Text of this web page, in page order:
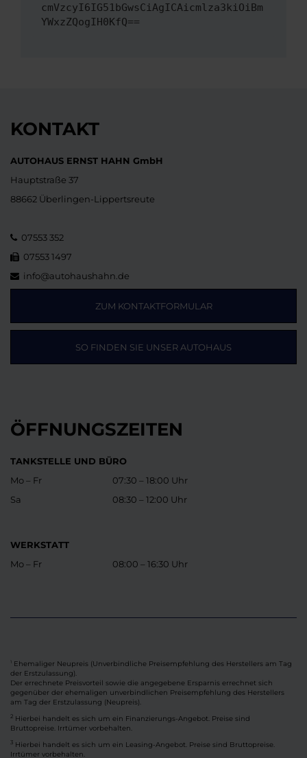
cmVzcyI6IG51bGwsCiAgICAicmlza3kiOiBm
YWxzZQogIH0KfQ==
KONTAKT
AUTOHAUS ERNST HAHN GmbH
Hauptstraße 37
88662 Überlingen-Lippertsreute
07553 352
07553 1497
info@autohaushahn.de
ZUM KONTAKTFORMULAR
SO FINDEN SIE UNSER AUTOHAUS
ÖFFNUNGSZEITEN
TANKSTELLE UND BÜRO
Mo – Fr
Sa
07:30 – 18:00 Uhr
08:30 – 12:00 Uhr
WERKSTATT
Mo – Fr
08:00 – 16:30 Uhr
Ehemaliger Neupreis (Unverbindliche Preisempfehlung des Herstellers am Tag
der Erstzulassung).
Der errechnete Preisvorteil sowie die angegebene Ersparnis errechnet sich
gegenüber der ehemaligen unverbindlichen Preisempfehlung des Herstellers
am Tag der Erstzulassung (Neupreis).
2 Hierbei handelt es sich um ein Finanzierungs-Angebot. Preise sind
Bruttopreise. Irrtümer vorbehalten.
3 Hierbei handelt es sich um ein Leasing-Angebot. Preise sind Bruttopreise.
Irrtümer vorbehalten.